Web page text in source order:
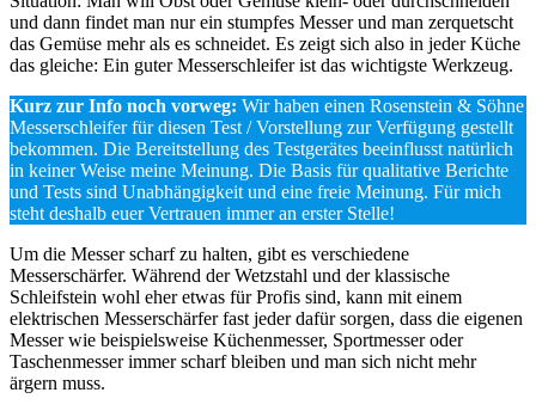
und dann findet man nur ein stumpfes Messer und man zerquetscht
das Gemüse mehr als es schneidet. Es zeigt sich also in jeder Küche
das gleiche: Ein guter Messerschleifer ist das wichtigste Werkzeug.
Kurz zur Info noch vorweg: Wir haben einen Rosenstein & Söhne
Messerschleifer für diesen Test / Vorstellung zur Verfügung gestellt
bekommen. Die Bereitstellung des Testgerätes beeinflusst natürlich
in keiner Weise meine Meinung. Die Basis für qualitative Berichte
und Tests sind Unabhängigkeit und eine freie Meinung. Für mich
steht deshalb euer Vertrauen immer an erster Stelle!
Um die Messer scharf zu halten, gibt es verschiedene
Messerschärfer. Während der Wetzstahl und der klassische
Schleifstein wohl eher etwas für Profis sind, kann mit einem
elektrischen Messerschärfer fast jeder dafür sorgen, dass die eigenen
Messer wie beispielsweise Küchenmesser, Sportmesser oder
Taschenmesser immer scharf bleiben und man sich nicht mehr
ärgern muss.